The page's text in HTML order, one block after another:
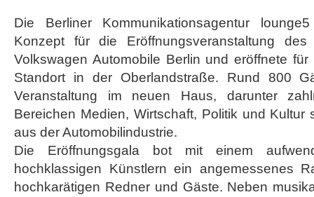
Eröffnungsgala
für
Standort
Berlin
Die Berliner Kommunikationsagentur
Konzept für die Eröffnungsveranstaltung
Volkswagen Automobile Berlin und eröffnete
Standort in der Oberlandstraße. Rund 800
Veranstaltung im neuen Haus, darunter
Bereichen Medien, Wirtschaft, Politik und Kultur
aus der Automobilindustrie.
Die Eröffnungsgala bot mit einem
hochklassigen Künstlern ein angemessenes
hochkarätigen Redner und Gäste. Neben